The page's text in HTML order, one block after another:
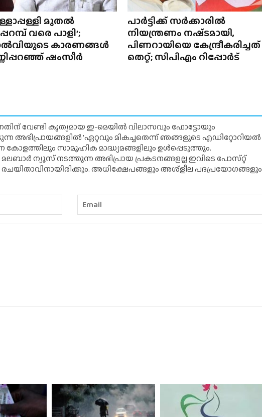
മുതൽ
വരെ പാളി’;
കാരണങ്ങൾ
ഷംസീർ
പാർട്ടിക്ക് സർക്കാരിൽ
നിയന്ത്രണം നഷ്‌ടമായി,
പിണറായിയെ കേന്ദ്രീകരിച്ചത്
തെറ്റ്; സിപിഎം റിപ്പോർട്
വേണ്ടി കൃത്യമായ ഇ-മെയിൽ വിലാസവും ഫോട്ടോയും
അഭിപ്രായങ്ങളിൽ 'ഏറ്റവും മികച്ചതെന്ന് ഞങ്ങളുടെ എഡിറ്റോറിയൽ
കോളത്തിലും സാമൂഹിക മാദ്ധ്യമങ്ങളിലും ഉൾപ്പെടുത്തും.
മലബാർ ന്യൂസ് നടത്തുന്ന അഭിപ്രായ പ്രകടനങ്ങളല്ല ഇവിടെ പോസ്‌റ്റ്
അധിക്ഷേപങ്ങളും അശ്‌ളീല പദപ്രയോഗങ്ങളും